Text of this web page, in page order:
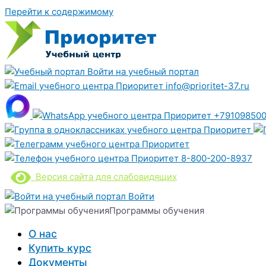
Перейти к содержимому
Войти на учебный портал
info@prioritet-37.ru
8-800-200-8937
Версия сайта для слабовидящих
Войти
Программы обучения
О нас
Купить курс
Документы